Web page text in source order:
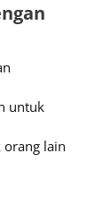
untuk
orang lain